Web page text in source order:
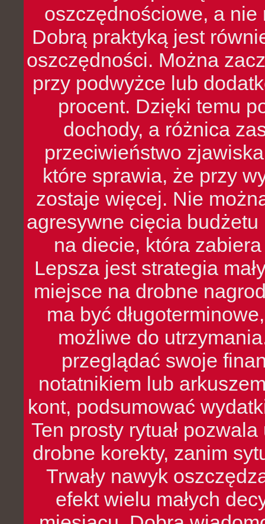
oszczędnościowe, a nie
Dobrą praktyką jest
oszczędności. Można
przy podwyżce lub
procent. Dzięki temu
dochody, a różnica
przeciwieństwo
które sprawia, że przy
zostaje więcej. Nie
agresywne cięcia
na diecie, która
Lepsza jest strategia
miejsce na drobne
ma być
możliwe do
przeglądać swoje
notatnikiem lub
kont, podsumować
Ten prosty rytuał
drobne korekty, zanim
Trwały nawyk
efekt wielu małych